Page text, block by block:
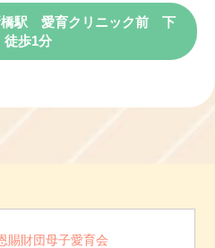
愛育クリニック前 下
歩1分
賜財団母子愛育会